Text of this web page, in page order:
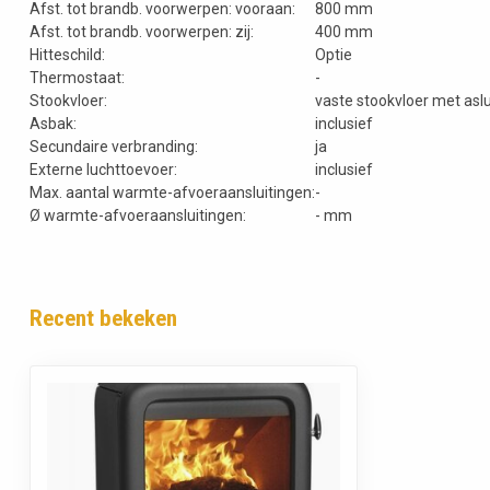
Afst. tot brandb. voorwerpen: vooraan:
800 mm
Afst. tot brandb. voorwerpen: zij:
400 mm
Hitteschild:
Optie
Thermostaat:
-
Stookvloer:
vaste stookvloer met
Asbak:
inclusief
Secundaire verbranding:
ja
Externe luchttoevoer:
inclusief
Max. aantal warmte-afvoeraansluitingen:-
Ø warmte-afvoeraansluitingen:
- mm
Recent bekeken